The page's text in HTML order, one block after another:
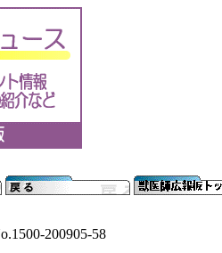
200905-58